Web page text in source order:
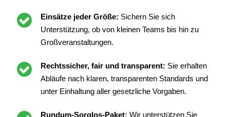
Einsätze jeder Größe: Sichern Sie sich
Unterstützung, ob von kleinen Teams bis hin zu
Großveranstaltungen.
Rechtssicher, fair und transparent: Sie erhalten
Abläufe nach klaren, transparenten Standards und
unter Einhaltung aller gesetzliche Vorgaben.
Rundum-Sorglos-Paket: Wir unterstützen Sie